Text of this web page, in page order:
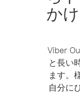
か
Viber
と長い
ます。
自分に